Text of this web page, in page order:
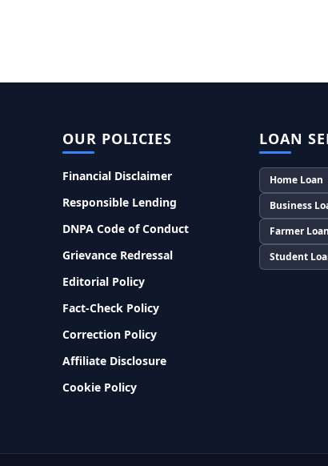
OUR POLICIES
Financial Disclaimer
Responsible Lending
DNPA Code of Conduct
Grievance Redressal
Editorial Policy
Fact-Check Policy
Correction Policy
Affiliate Disclosure
Cookie Policy
LOAN
Home Loan
Business
Farmer Loan
Student